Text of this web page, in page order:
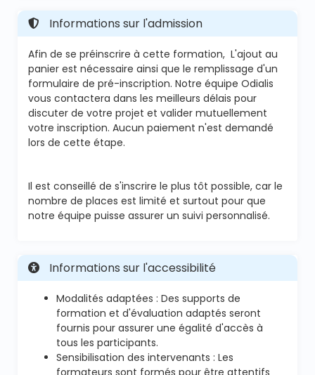
Informations sur l'admission
Afin de se préinscrire à cette formation, L'ajout au
panier est nécessaire ainsi que le remplissage d'un
formulaire de pré-inscription. Notre équipe Odialis
vous contactera dans les meilleurs délais pour
discuter de votre projet et valider mutuellement
votre inscription. Aucun paiement n'est demandé
lors de cette étape.
Il est conseillé de s'inscrire le plus tôt possible, car le
nombre de places est limité et surtout pour que
notre équipe puisse assurer un suivi personnalisé.
Informations sur l'accessibilité
Modalités adaptées : Des supports de
formation et d'évaluation adaptés seront
fournis pour assurer une égalité d'accès à
tous les participants.
Sensibilisation des intervenants : Les